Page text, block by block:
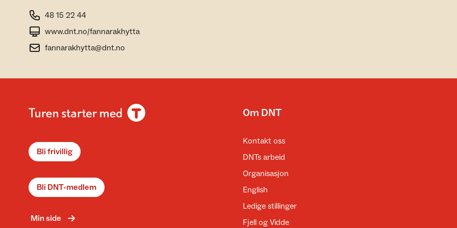
48 15 22 44
www.dnt.no/fannarakhytta
fannarakhytta@dnt.no
Bli frivillig
Bli DNT-medlem
Min side
Om DNT
Kontakt oss
DNTs arbeid
Organisasjon
English
Ledige stillinger
Fjell og Vidde